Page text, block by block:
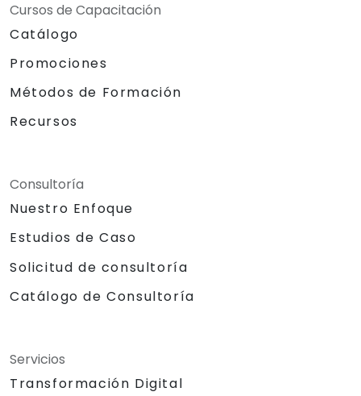
Cursos de Capacitación
Catálogo
Promociones
Métodos de Formación
Recursos
Consultoría
Nuestro Enfoque
Estudios de Caso
Solicitud de consultoría
Catálogo de Consultoría
Servicios
Transformación Digital